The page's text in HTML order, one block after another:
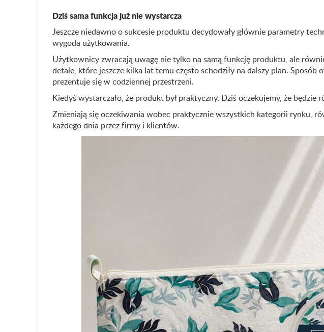
Dziś sama funkcja już nie wystarcza
Jeszcze niedawno o sukcesie produktu decydowały głównie parametry
wygoda użytkowania.
Użytkownicy zwracają uwagę nie tylko na samą funkcję produktu, ale
detale, które jeszcze kilka lat temu często schodziły na dalszy plan.
prezentuje się w codziennej przestrzeni.
Kiedyś wystarczało, że produkt był praktyczny. Dziś oczekujemy, że
Zmieniają się oczekiwania wobec praktycznie wszystkich kategorii rynku,
każdego dnia przez firmy i klientów.